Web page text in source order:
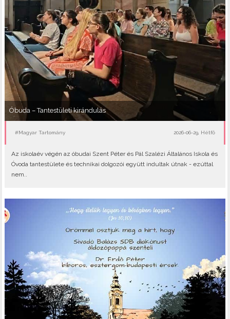
Óbuda – Tantestületi kirándulás
#Magyar Tartomány 2026-06-29, Hétfő
Az iskolaév végén az óbudai Szent Péter és Pál Szalézi Általános Iskola és
Óvoda tantestülete és technikai dolgozói együtt indultak útnak - ezúttal
nem..